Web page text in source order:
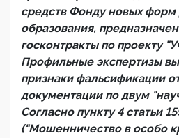
средств Фонду новых форм
образования,
госконтракты по проекту
Профильные экспертизы
признаки фальсификации
документации по двум
Согласно пункту 4 статьи
("Мошенничество в особо